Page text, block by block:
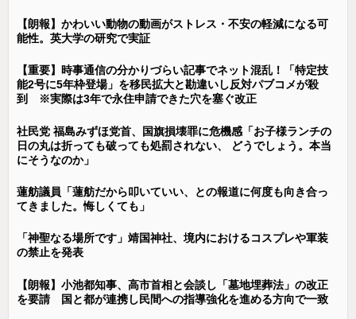
【朗報】かわいい動物の動画がストレス・不安の軽減になる可
能性。英大学の研究で実証
【重要】時事通信の分かりづらい記事でネット混乱！「特定技
能2号に5年枠登場」を移民拡大と勘違いし反対パブコメが殺
到 ※実際は3年で永住申請できた穴を塞ぐ改正
社民党 福島みずほ党首、国旗損壊罪に危機感「お子様ランチの
日の丸は折っても破っても処罰されない、 どうでしょう。本当
にそうなのか」
蓮舫議員「蓮舫だから叩いていい、との報道に何度も向き合っ
てきました。悔しくても」
「神聖なる場所です」靖国神社、境内におけるコスプレや軍装
の禁止を発表
【朗報】小池都知事、高市首相と会談し「墓地埋葬法」の改正
を要請 国と都が連携し民間への指導強化を進める方向で一致